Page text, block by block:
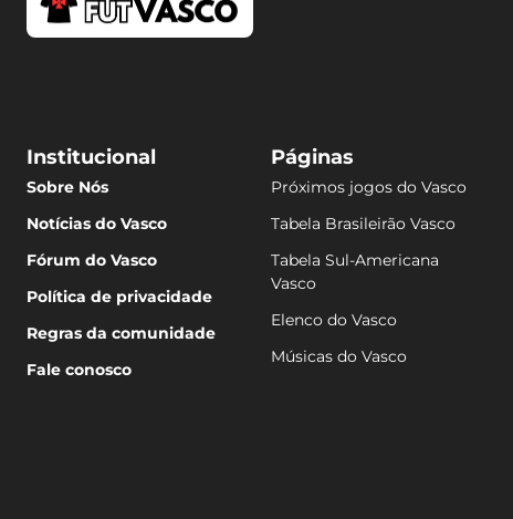
Institucional
Sobre Nós
Notícias do Vasco
Fórum do Vasco
Política de privacidade
Regras da comunidade
Fale conosco
Páginas
Próximos jogos do Vasco
Tabela Brasileirão Vasco
Tabela Sul-Americana
Vasco
Elenco do Vasco
Músicas do Vasco